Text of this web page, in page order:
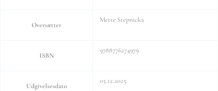
Oversætter
Mette Stepnicka
ISBN
9788776274979
Udgivelsesdato
05.12.2025